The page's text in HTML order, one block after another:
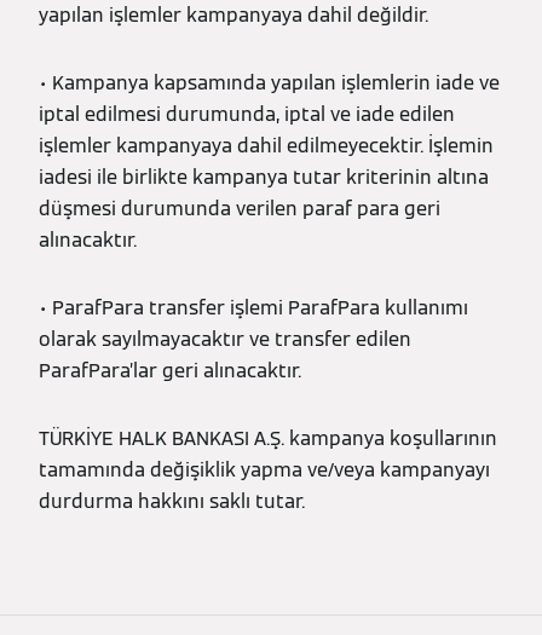
yapılan işlemler kampanyaya dahil değildir.
• Kampanya kapsamında yapılan işlemlerin iade ve
iptal edilmesi durumunda, iptal ve iade edilen
işlemler kampanyaya dahil edilmeyecektir. İşlemin
iadesi ile birlikte kampanya tutar kriterinin altına
düşmesi durumunda verilen paraf para geri
alınacaktır.
• ParafPara transfer işlemi ParafPara kullanımı
olarak sayılmayacaktır ve transfer edilen
ParafPara’lar geri alınacaktır.
TÜRKİYE HALK BANKASI A.Ş. kampanya koşullarının
tamamında değişiklik yapma ve/veya kampanyayı
durdurma hakkını saklı tutar.